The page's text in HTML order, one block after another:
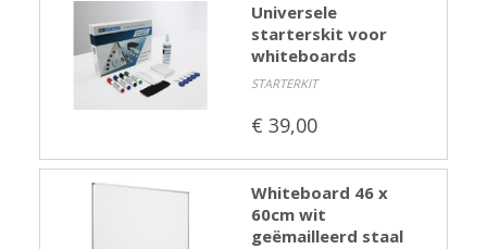
Directiemeubilair
Akoestiek
Entree-receptie
Schoolmeubelen
Universele
starterskit voor
whiteboards
STARTERKIT
€ 39,00
Whiteboard 46 x
60cm wit
geëmailleerd staal